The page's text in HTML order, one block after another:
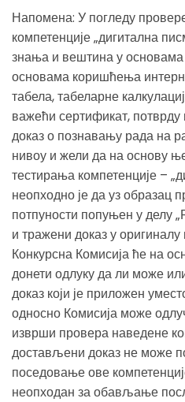
Напомена: У погледу
компетенције „дигитална
знања и вештина у
основама коришћења
табела, табеларне
важећи сертификат, потврду
доказ о познавању рада на
нивоу и жели да на основу
тестирања компетенције –
неопходно је да уз образац
потпуности попуњен у делу
и тражени доказ у
Конкурсна Комисија ће на
донети одлуку да ли може
доказ који је приложен
односно Комисија може
изврши провера наведене
достављени доказ не може
поседовање ове
неопходан за обављање